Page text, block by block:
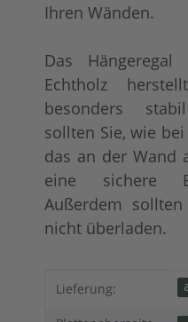
Ihren Wänden.
Das
Echtholz
besonders
sollten Sie, wie
das an der Wand
eine sichere
Außerdem
nicht überladen.
Wert
Lieferung: